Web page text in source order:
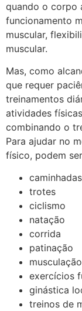
quando o corpo
funcionamento
muscular,
muscular.
Mas, como
que requer
treinamentos
atividades
combinando o
Para ajudar no
físico, podem
caminhadas
trotes
ciclismo
natação
corrida
patinação
musculação
exercícios
ginástica
treinos de